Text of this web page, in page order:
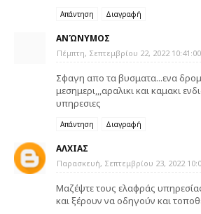
Απάντηση Διαγραφή
ΑΝΏΝΥΜΟΣ
Πέμπτη, Σεπτεμβρίου 22, 2022
Σφαγη απο τα βυσματα...ενα
μεσημερι,,,αραλικι και καμακι
υπηρεσιες
Απάντηση Διαγραφή
ΑΛΧΙΑΣ
Παρασκευή, Σεπτεμβρίου 23, 2022
Μαζέψτε τους ελαφράς
και ξέρουν να οδηγούν και